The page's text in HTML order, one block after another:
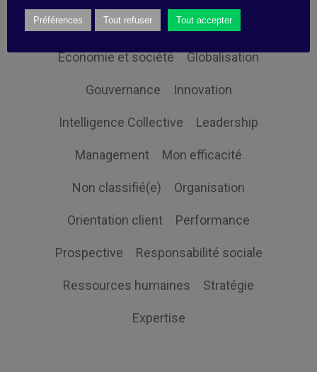
Changement Digital
Economie et société Globalisation
Gouvernance Innovation
Intelligence Collective Leadership
Management Mon efficacité
Non classifié(e) Organisation
Orientation client Performance
Prospective Responsabilité sociale
Ressources humaines Stratégie
Expertise
Préférences Tout refuser Tout accepter